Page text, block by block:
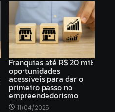
Franquias até R$ 20 mil:
oportunidades
acessíveis para dar o
primeiro passo no
empreendedorismo
11/04/2025